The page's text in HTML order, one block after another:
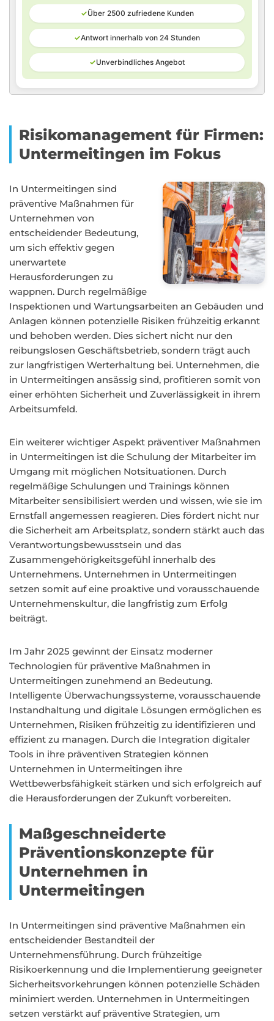
✓Über 2500 zufriedene Kunden
✓Antwort innerhalb von 24 Stunden
✓Unverbindliches Angebot
Risikomanagement für Firmen:
Untermeitingen im Fokus
In Untermeitingen sind
präventive Maßnahmen für
Unternehmen von
entscheidender Bedeutung,
um sich effektiv gegen
unerwartete
Herausforderungen zu
wappnen. Durch regelmäßige
Inspektionen und Wartungsarbeiten an Gebäuden und
Anlagen können potenzielle Risiken frühzeitig erkannt
und behoben werden. Dies sichert nicht nur den
reibungslosen Geschäftsbetrieb, sondern trägt auch
zur langfristigen Werterhaltung bei. Unternehmen, die
in Untermeitingen ansässig sind, profitieren somit von
einer erhöhten Sicherheit und Zuverlässigkeit in ihrem
Arbeitsumfeld.
Ein weiterer wichtiger Aspekt präventiver Maßnahmen
in Untermeitingen ist die Schulung der Mitarbeiter im
Umgang mit möglichen Notsituationen. Durch
regelmäßige Schulungen und Trainings können
Mitarbeiter sensibilisiert werden und wissen, wie sie im
Ernstfall angemessen reagieren. Dies fördert nicht nur
die Sicherheit am Arbeitsplatz, sondern stärkt auch das
Verantwortungsbewusstsein und das
Zusammengehörigkeitsgefühl innerhalb des
Unternehmens. Unternehmen in Untermeitingen
setzen somit auf eine proaktive und vorausschauende
Unternehmenskultur, die langfristig zum Erfolg
beiträgt.
Im Jahr 2025 gewinnt der Einsatz moderner
Technologien für präventive Maßnahmen in
Untermeitingen zunehmend an Bedeutung.
Intelligente Überwachungssysteme, vorausschauende
Instandhaltung und digitale Lösungen ermöglichen es
Unternehmen, Risiken frühzeitig zu identifizieren und
effizient zu managen. Durch die Integration digitaler
Tools in ihre präventiven Strategien können
Unternehmen in Untermeitingen ihre
Wettbewerbsfähigkeit stärken und sich erfolgreich auf
die Herausforderungen der Zukunft vorbereiten.
Maßgeschneiderte
Präventionskonzepte für
Unternehmen in
Untermeitingen
In Untermeitingen sind präventive Maßnahmen ein
entscheidender Bestandteil der
Unternehmensführung. Durch frühzeitige
Risikoerkennung und die Implementierung geeigneter
Sicherheitsvorkehrungen können potenzielle Schäden
minimiert werden. Unternehmen in Untermeitingen
setzen verstärkt auf präventive Strategien, um